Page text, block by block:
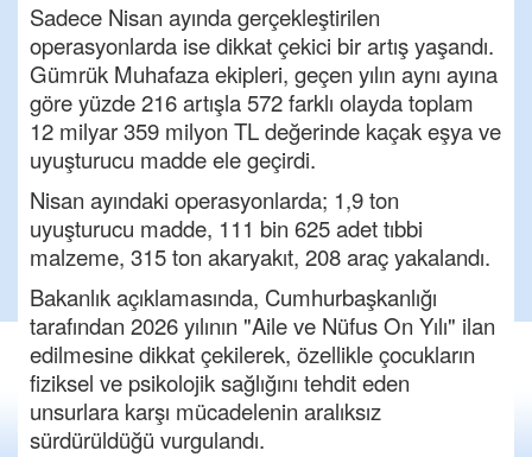
Sadece Nisan ayında gerçekleştirilen
operasyonlarda ise dikkat çekici bir artış yaşandı.
Gümrük Muhafaza ekipleri, geçen yılın aynı ayına
göre yüzde 216 artışla 572 farklı olayda toplam
12 milyar 359 milyon TL değerinde kaçak eşya ve
uyuşturucu madde ele geçirdi.
Nisan ayındaki operasyonlarda; 1,9 ton
uyuşturucu madde, 111 bin 625 adet tıbbi
malzeme, 315 ton akaryakıt, 208 araç yakalandı.
Bakanlık açıklamasında, Cumhurbaşkanlığı
tarafından 2026 yılının "Aile ve Nüfus On Yılı" ilan
edilmesine dikkat çekilerek, özellikle çocukların
fiziksel ve psikolojik sağlığını tehdit eden
unsurlara karşı mücadelenin aralıksız
sürdürüldüğü vurgulandı.